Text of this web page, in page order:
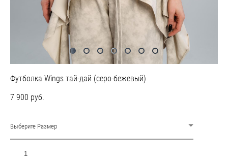
Футболка Wings тай-дай (серо-бежевый)
7 900 pуб.
Выберите Размер